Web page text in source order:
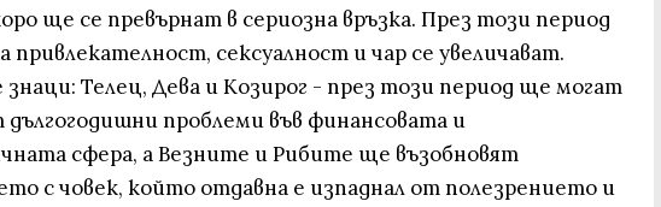
ще се превърнат в сериозна връзка. През този период
привлекателност, сексуалност и чар се увеличават.
Телец, Дева и Козирог - през този период ще могат
проблеми във финансовата и
сфера, а Везните и Рибите ще възобновят
с човек, който отдавна е изпаднал от полезрението и